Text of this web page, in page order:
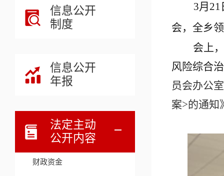
信息公开
制度
信息公开
年报
法定主动
公开内容
财政资金
3月
会，全乡
会上
风险综合
员会办公
案>的通知